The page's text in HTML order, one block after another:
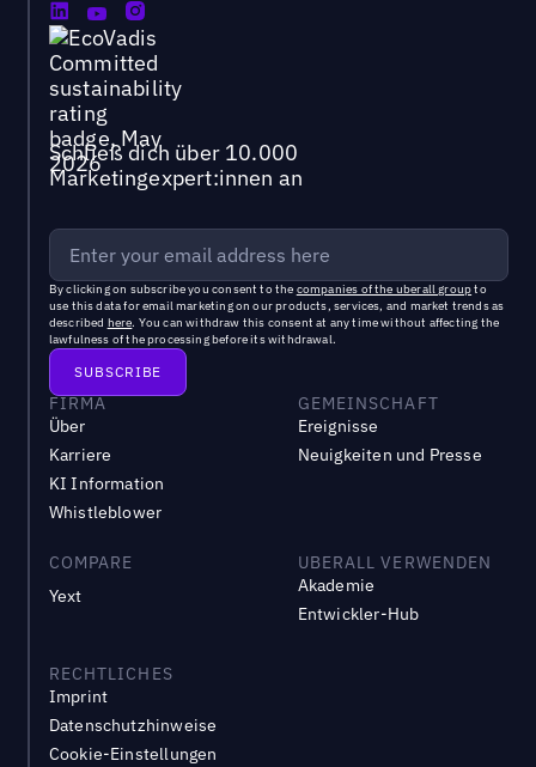
Schließ dich über 10.000
Marketingexpert:innen an
By clicking on subscribe you consent to the companies of the uberall groupto
use this data for email marketing on our products, services, and market trends as
described here. You can withdraw this consent at any time without affecting the
lawfulness of the processing before its withdrawal.
FIRMA
Über
Karriere
KI Information
Whistleblower
GEMEINSCHAFT
Ereignisse
Neuigkeiten und Presse
COMPARE
Yext
UBERALL VERWENDEN
Akademie
Entwickler-Hub
RECHTLICHES
Imprint
Datenschutzhinweise
Cookie-Einstellungen